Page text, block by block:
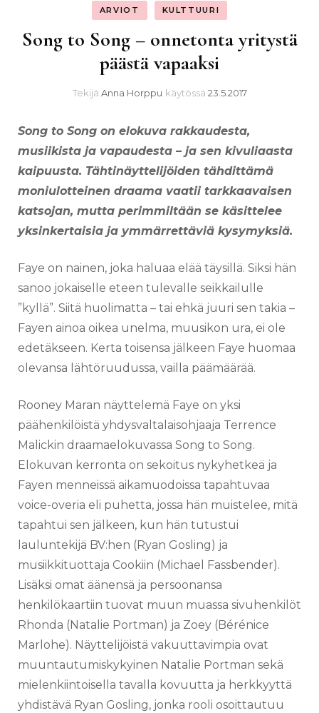
ARVIOT KULTTUURI
Song to Song – onnetonta yritystä
päästä vapaaksi
Tekijä Anna Horppu käytössä 23.5.2017
Song to Song on elokuva rakkaudesta,
musiikista ja vapaudesta – ja sen kivuliaasta
kaipuusta. Tähtinäyttelijöiden tähdittämä
moniulotteinen draama vaatii tarkkaavaisen
katsojan, mutta perimmiltään se käsittelee
yksinkertaisia ja ymmärrettäviä kysymyksiä.
Faye on nainen, joka haluaa elää täysillä. Siksi hän
sanoo jokaiselle eteen tulevalle seikkailulle
”kyllä”. Siitä huolimatta – tai ehkä juuri sen takia –
Fayen ainoa oikea unelma, muusikon ura, ei ole
edetäkseen. Kerta toisensa jälkeen Faye huomaa
olevansa lähtöruudussa, vailla päämäärää.
Rooney Maran näyttelemä Faye on yksi
päähenkilöistä yhdysvaltalaisohjaaja Terrence
Malickin draamaelokuvassa Song to Song.
Elokuvan kerronta on sekoitus nykyhetkeä ja
Fayen menneissä aikamuodoissa tapahtuvaa
voice-overia eli puhetta, jossa hän muistelee, mitä
tapahtui sen jälkeen, kun hän tutustui
lauluntekijä BV:hen (Ryan Gosling) ja
musiikkituottaja Cookiin (Michael Fassbender).
Lisäksi omat äänensä ja persoonansa
henkilökaartiin tuovat muun muassa sivuhenkilöt
Rhonda (Natalie Portman) ja Zoey (Bérénice
Marlohe). Näyttelijöistä vakuuttavimpia ovat
muuntautumiskykyinen Natalie Portman sekä
mielenkiintoisella tavalla kovuutta ja herkkyyttä
yhdistävä Ryan Gosling, jonka rooli osoittautuu